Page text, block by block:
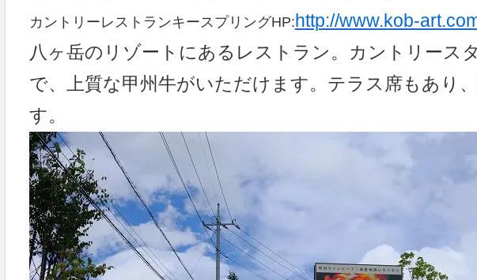
カントリーレストランキースプリングHP: http://www.kob-
八ヶ岳のリゾートにあるレストラン。カントリース
で、上質な甲州牛がいただけます。テラス席もあり
す。